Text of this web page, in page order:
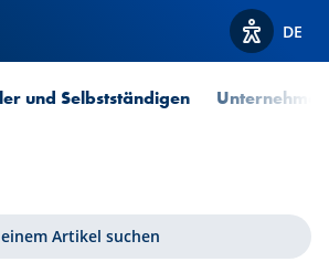
Optionen
DE
und Selbstständigen Unternehmen
Artikel suchen